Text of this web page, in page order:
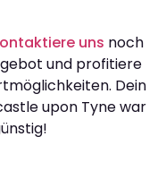
uns noch
und profitiere
Dein
upon Tyne war